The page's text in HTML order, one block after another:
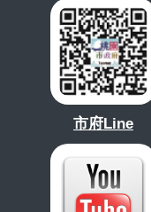
市府Line